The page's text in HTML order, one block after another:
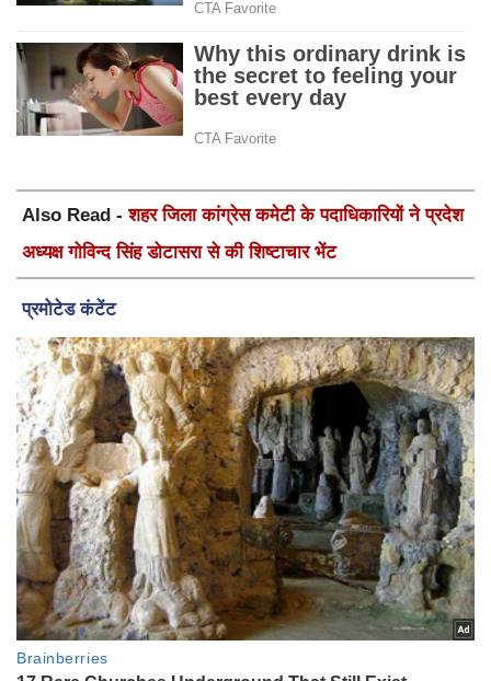
Also Read -शहर जिला कांग्रेस कमेटी के पदाधिकारियों ने प्रदेश
अध्यक्ष गोविन्द सिंह डोटासरा से की शिष्टाचार भेंट